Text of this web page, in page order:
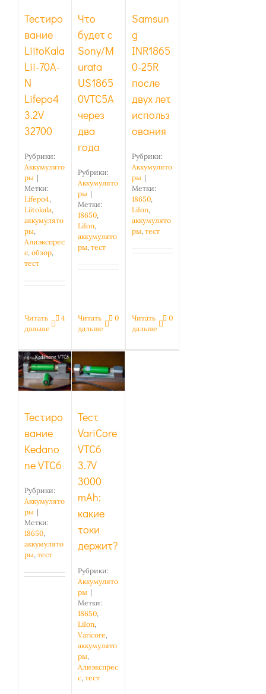
Тестиро
вание
LiitoKala
Lii-70A-
N
Lifepo4
3.2V
32700
Рубрики:
Аккумулято
ры |
Метки:
Lifepo4,
Liitokala,
аккумулято
ры,
Алиэкспрес
с, обзор,
тест
Читать
дальше
4
Что
будет с
Sony/M
urata
US1865
0VTC5A
через
два
года
Рубрики:
Аккумулято
ры |
Метки:
18650,
LiIon,
аккумулято
ры, тест
Читать
дальше
0
Samsun
g
INR1865
0-25R
после
двух лет
использ
ования
Рубрики:
Аккумулято
ры |
Метки:
18650,
LiIon,
аккумулято
ры, тест
Читать
дальше
0
Тестирование
Kedanone
VTC6
Тестиро
вание
Kedano
ne VTC6
Рубрики:
Аккумулято
ры |
Метки:
18650,
аккумулято
ры, тест
Тест
VTC6 3.7V
3000
mAh:
какие
держит?
Тест
VariCore
VTC6
3.7V
3000
mAh:
какие
токи
держит?
Рубрики:
Аккумулято
ры |
Метки:
18650,
LiIon,
Varicore,
аккумулято
ры,
Алиэкспрес
с, тест